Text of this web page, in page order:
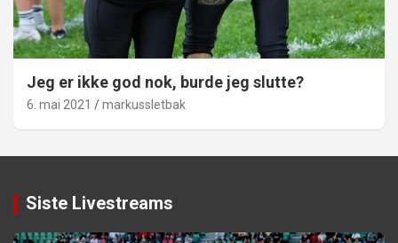
Jeg er ikke god nok, burde jeg slutte?
6. mai 2021 markussletbak
Siste Livestreams